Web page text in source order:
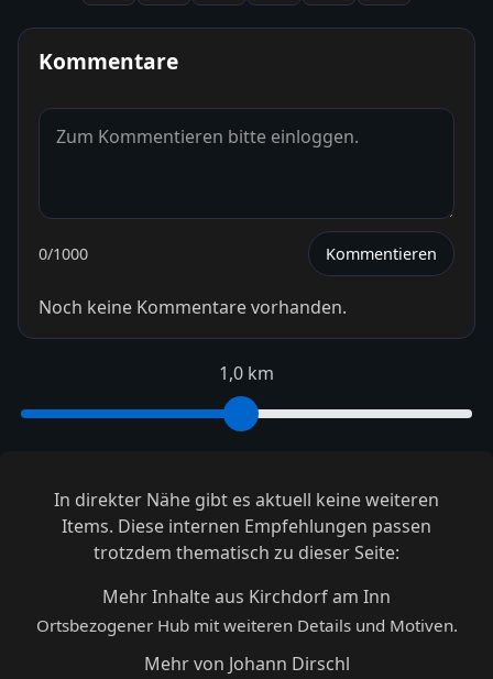
Kommentare
0/1000 Kommentieren
Noch keine Kommentare vorhanden.
1,0 km
In direkter Nähe gibt es aktuell keine weiteren
Items. Diese internen Empfehlungen passen
trotzdem thematisch zu dieser Seite:
Mehr Inhalte aus Kirchdorf am Inn
Ortsbezogener Hub mit weiteren Details und Motiven.
Mehr von Johann Dirschl